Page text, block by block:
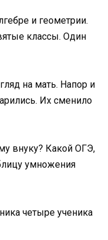
и геометрии.
классы. Один
на мать. Напор и
Их сменило
внуку? Какой ОГЭ,
умножения
четыре ученика